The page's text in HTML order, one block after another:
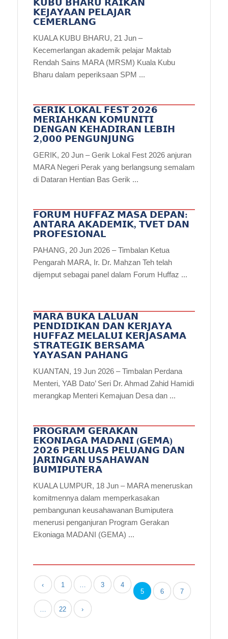
𝗞𝗨𝗕𝗨 𝗕𝗛𝗔𝗥𝗨 𝗥𝗔𝗜𝗞𝗔𝗡
𝗞𝗘𝗝𝗔𝗬𝗔𝗔𝗡 𝗣𝗘𝗟𝗔𝗝𝗔𝗥
𝗖𝗘𝗠𝗘𝗥𝗟𝗔𝗡𝗚
KUALA KUBU BHARU, 21 Jun –
Kecemerlangan akademik pelajar Maktab
Rendah Sains MARA (MRSM) Kuala Kubu
Bharu dalam peperiksaan SPM ...
𝗚𝗘𝗥𝗜𝗞 𝗟𝗢𝗞𝗔𝗟 𝗙𝗘𝗦𝗧 𝟮𝟬𝟮𝟲
𝗠𝗘𝗥𝗜𝗔𝗛𝗞𝗔𝗡 𝗞𝗢𝗠𝗨𝗡𝗜𝗧𝗜
𝗗𝗘𝗡𝗚𝗔𝗡 𝗞𝗘𝗛𝗔𝗗𝗜𝗥𝗔𝗡 𝗟𝗘𝗕𝗜𝗛
𝟮,𝟬𝟬𝟬 𝗣𝗘𝗡𝗚𝗨𝗡𝗝𝗨𝗡𝗚
GERIK, 20 Jun – Gerik Lokal Fest 2026 anjuran
MARA Negeri Perak yang berlangsung semalam
di Dataran Hentian Bas Gerik ...
𝗙𝗢𝗥𝗨𝗠 𝗛𝗨𝗙𝗙𝗔𝗭 𝗠𝗔𝗦𝗔 𝗗𝗘𝗣𝗔𝗡:
𝗔𝗡𝗧𝗔𝗥𝗔 𝗔𝗞𝗔𝗗𝗘𝗠𝗜𝗞, 𝗧𝗩𝗘𝗧 𝗗𝗔𝗡
𝗣𝗥𝗢𝗙𝗘𝗦𝗜𝗢𝗡𝗔𝗟
PAHANG, 20 Jun 2026 – Timbalan Ketua
Pengarah MARA, Ir. Dr. Mahzan Teh telah
dijemput sebagai panel dalam Forum Huffaz ...
𝗠𝗔𝗥𝗔 𝗕𝗨𝗞𝗔 𝗟𝗔𝗟𝗨𝗔𝗡
𝗣𝗘𝗡𝗗𝗜𝗗𝗜𝗞𝗔𝗡 𝗗𝗔𝗡 𝗞𝗘𝗥𝗝𝗔𝗬𝗔
𝗛𝗨𝗙𝗙𝗔𝗭 𝗠𝗘𝗟𝗔𝗟𝗨𝗜 𝗞𝗘𝗥𝗝𝗔𝗦𝗔𝗠𝗔
𝗦𝗧𝗥𝗔𝗧𝗘𝗚𝗜𝗞 𝗕𝗘𝗥𝗦𝗔𝗠𝗔
𝗬𝗔𝗬𝗔𝗦𝗔𝗡 𝗣𝗔𝗛𝗔𝗡𝗚
KUANTAN, 19 Jun 2026 – Timbalan Perdana
Menteri, YAB Dato’ Seri Dr. Ahmad Zahid Hamidi
merangkap Menteri Kemajuan Desa dan ...
𝗣𝗥𝗢𝗚𝗥𝗔𝗠 𝗚𝗘𝗥𝗔𝗞𝗔𝗡
𝗘𝗞𝗢𝗡𝗜𝗔𝗚𝗔 𝗠𝗔𝗗𝗔𝗡𝗜 (𝗚𝗘𝗠𝗔)
𝟮𝟬𝟮𝟲 𝗣𝗘𝗥𝗟𝗨𝗔𝗦 𝗣𝗘𝗟𝗨𝗔𝗡𝗚 𝗗𝗔𝗡
𝗝𝗔𝗥𝗜𝗡𝗚𝗔𝗡 𝗨𝗦𝗔𝗛𝗔𝗪𝗔𝗡
𝗕𝗨𝗠𝗜𝗣𝗨𝗧𝗘𝗥𝗔
KUALA LUMPUR, 18 Jun – MARA meneruskan
komitmennya dalam memperkasakan
pembangunan keusahawanan Bumiputera
menerusi penganjuran Program Gerakan
Ekoniaga MADANI (GEMA) ...
‹ 1 … 3
4
5
6 7
… 22 ›